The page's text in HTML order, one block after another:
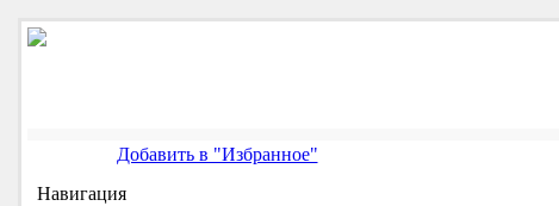
Добавить в "Избранное"
Навигация